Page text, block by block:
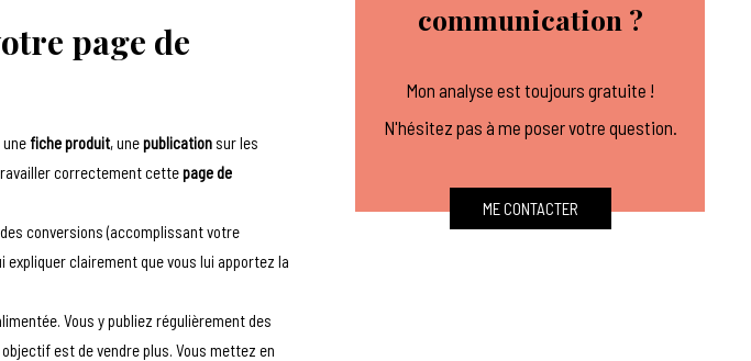
page de
une fiche produit, unepublication sur les
correctement cettepage de
conversions (accomplissant votre
clairement que vous lui apportez la
Vous y publiez régulièrement des
est de vendre plus. Vous mettez en
communication ?
Mon analyse est toujours gratuite !
N'hésitez pas à me poser votre question.
ME CONTACTER